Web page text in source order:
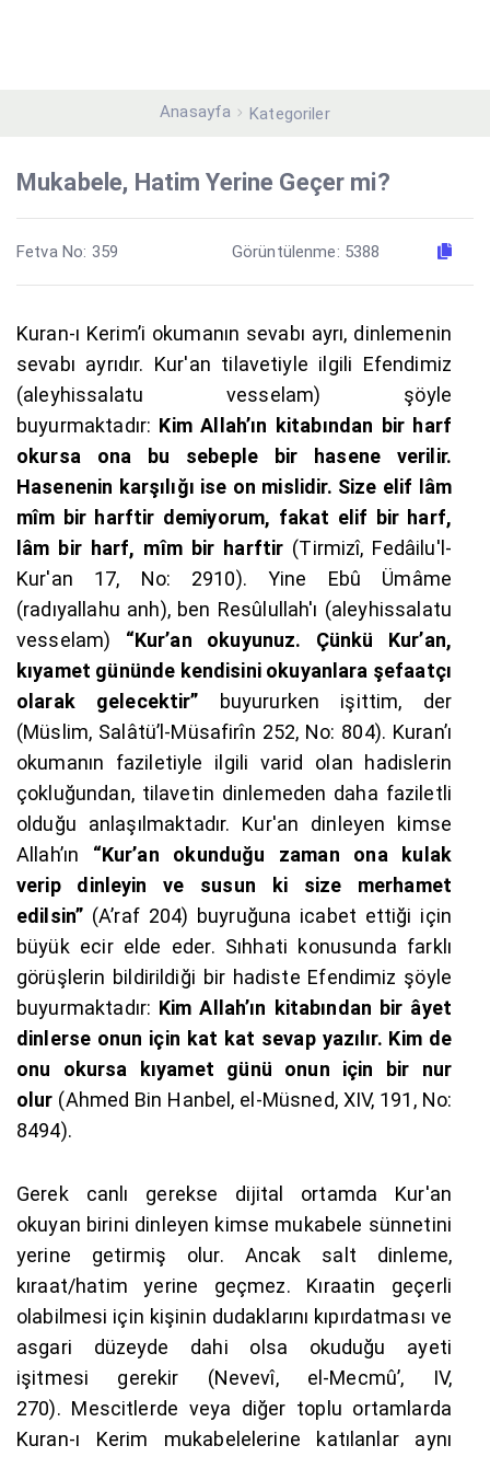
Anasayfa Kategoriler
Mukabele, Hatim Yerine Geçer mi?
Fetva No: 359 Görüntülenme: 5388
Kuran-ı Kerim’i okumanın sevabı ayrı, dinlemenin
sevabı ayrıdır. Kur'an tilavetiyle ilgili Efendimiz
(aleyhissalatu vesselam) şöyle
buyurmaktadır: Kim Allah’ın kitabından bir harf
okursa ona bu sebeple bir hasene verilir.
Hasenenin karşılığı ise on mislidir. Size elif lâm
mîm bir harftir demiyorum, fakat elif bir harf,
lâm bir harf, mîm bir harftir (Tirmizî, Fedâilu'l-
Kur'an 17, No: 2910). Yine Ebû Ümâme
(radıyallahu anh), ben Resûlullah'ı (aleyhissalatu
vesselam) “Kur’an okuyunuz. Çünkü Kur’an,
kıyamet gününde kendisini okuyanlara şefaatçı
olarak gelecektir” buyururken işittim, der
(Müslim, Salâtü’l-Müsafirîn 252, No: 804). Kuran’ı
okumanın faziletiyle ilgili varid olan hadislerin
çokluğundan, tilavetin dinlemeden daha faziletli
olduğu anlaşılmaktadır. Kur'an dinleyen kimse
Allah’ın “Kur’an okunduğu zaman ona kulak
verip dinleyin ve susun ki size merhamet
edilsin” (A’raf 204) buyruğuna icabet ettiği için
büyük ecir elde eder. Sıhhati konusunda farklı
görüşlerin bildirildiği bir hadiste Efendimiz şöyle
buyurmaktadır: Kim Allah’ın kitabından bir âyet
dinlerse onun için kat kat sevap yazılır. Kim de
onu okursa kıyamet günü onun için bir nur
olur (Ahmed Bin Hanbel, el-Müsned, XIV, 191, No:
8494).
Gerek canlı gerekse dijital ortamda Kur'an
okuyan birini dinleyen kimse mukabele sünnetini
yerine getirmiş olur. Ancak salt dinleme,
kıraat/hatim yerine geçmez. Kıraatin geçerli
olabilmesi için kişinin dudaklarını kıpırdatması ve
asgari düzeyde dahi olsa okuduğu ayeti
işitmesi gerekir (Nevevî, el-Mecmû’, IV,
270). Mescitlerde veya diğer toplu ortamlarda
Kuran-ı Kerim mukabelelerine katılanlar aynı